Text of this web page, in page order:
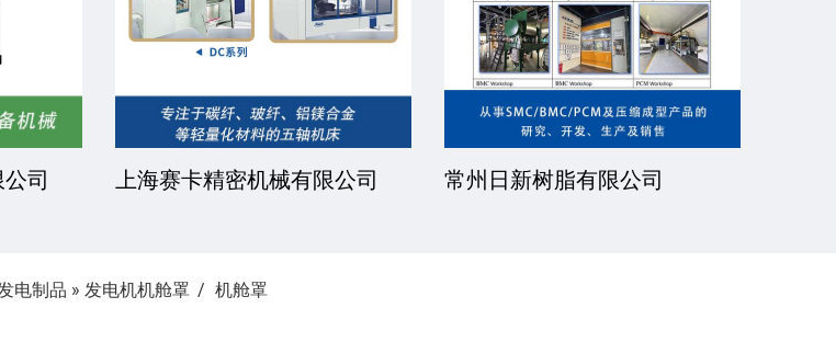
司 上海赛卡精密机械有限公司 常州日新树脂有限公司
电制品 » 发电机机舱罩 机舱罩